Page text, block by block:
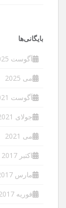
بایگانی‌ها
آگوست 2025
می 2025
آگوست 2021
جولای 2021
می 2021
اکتبر 2017
مارس 2017
فوریه 2017